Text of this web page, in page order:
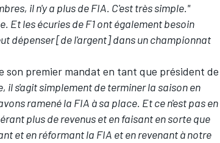
il n'y a plus de FIA. C'est très simple."
Et les écuries de F1 ont également besoin
dépenser [de l'argent] dans un championnat
son premier mandat en tant que président de
il s'agit simplement de terminer la saison en
ramené la FIA à sa place. Et ce n'est pas en
plus de revenus et en faisant en sorte que
et en réformant la FIA et en revenant à notre